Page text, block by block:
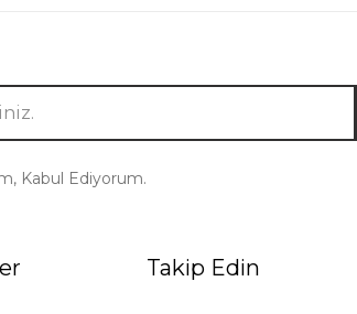
Kabul Ediyorum.
Takip Edin